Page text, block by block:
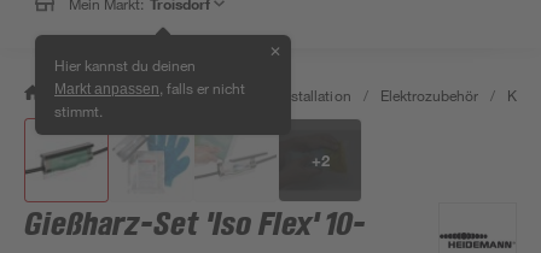
Hier kannst du deinen
Markt anpassen , falls er nicht
stimmt.
✕
/ Bauen & Renovieren / Elektroinstallation / Elektrozubehör /
+2
Gießharz-Set 'Iso Flex' 10-